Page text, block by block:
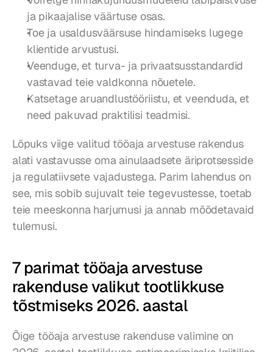
ja pikaajalise väärtuse osas.
Toe ja usaldusväärsuse hindamiseks lugege
klientide arvustusi.
Veenduge, et turva- ja privaatsusstandardid
vastavad teie valdkonna nõuetele.
Katsetage aruandlustööriistu, et veenduda, et
need pakuvad praktilisi teadmisi.
Lõpuks viige valitud tööaja arvestuse rakendus
alati vastavusse oma ainulaadsete äriprotsesside
ja regulatiivsete vajadustega. Parim lahendus on
see, mis sobib sujuvalt teie tegevustesse, toetab
teie meeskonna harjumusi ja annab mõõdetavaid
tulemusi.
7 parimat tööaja arvestuse
rakenduse valikut tootlikkuse
tõstmiseks 2026. aastal
Õige tööaja arvestuse rakenduse valimine on